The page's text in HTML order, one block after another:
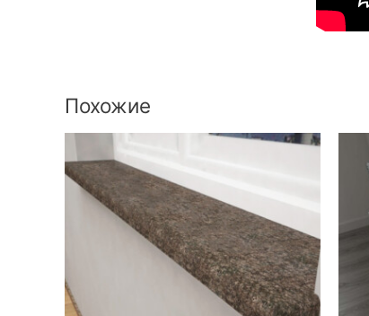
Похожие